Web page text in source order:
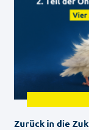
Zurück in die